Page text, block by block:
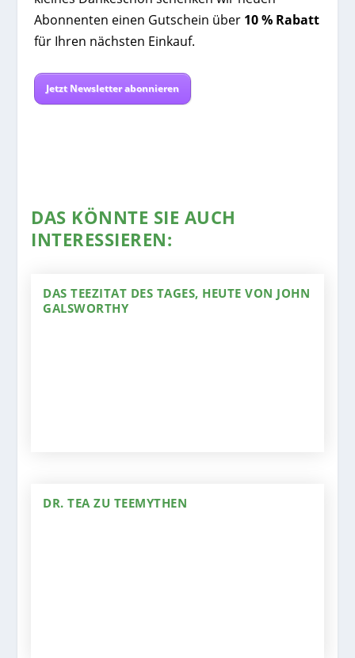
Abonnenten einen Gutschein über 10 % Rabatt
für Ihren nächsten Einkauf.
Jetzt Newsletter abonnieren
DAS KÖNNTE SIE AUCH
INTERESSIEREN:
DAS TEEZITAT DES TAGES, HEUTE VON JOHN
GALSWORTHY
DR. TEA ZU TEEMYTHEN